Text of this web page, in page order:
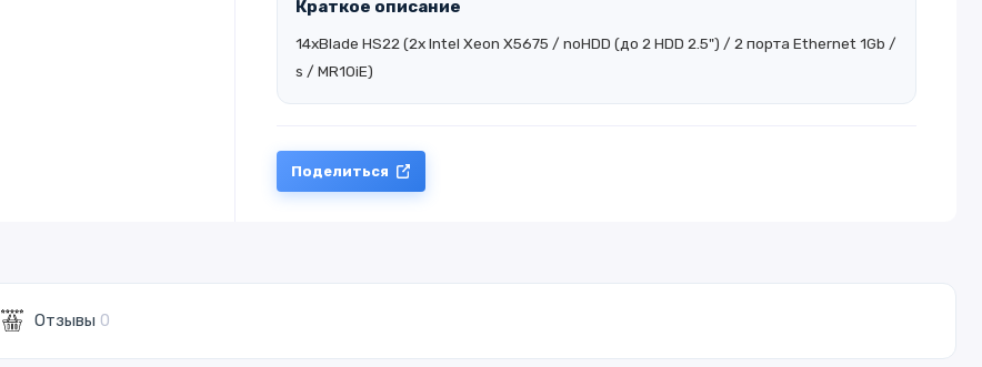
Краткое описание
14xBlade HS22 (2x Intel Xeon X5675 / noHDD (до 2 HDD 2.5") / 2 порта Ethernet 1Gb /
s / MR10iE)
Поделиться
Отзывы 0